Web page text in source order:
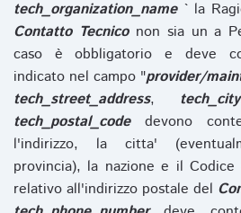
tech_organization_name` la
Contatto Tecniconon sia un a
caso è obbligatorio e deve
indicato nel campo "provider/
tech_street_address, tech_city
tech_postal_codedevono
l'indirizzo, la citta'
provincia), la nazione e il Codice
relativo all'indirizzo postale del